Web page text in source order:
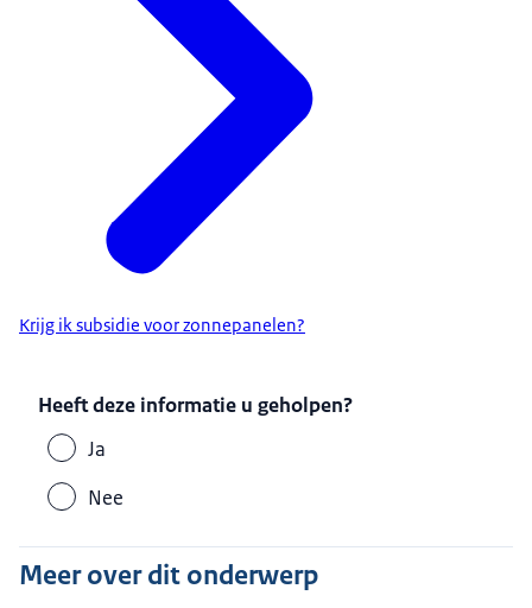
Krijg ik subsidie voor zonnepanelen?
Heeft deze informatie u geholpen?
Ja
Nee
Meer over dit onderwerp